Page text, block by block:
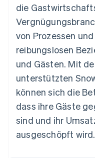
Betrugsprävention
Atlas
Start-up-Gründung
CO₂-Entnahme
Identity
Online-
Stripe-
die
von Prozessen
reibungslosen
und Gästen. Mit
unterstützten
können sich die
dass ihre Gäste
sind und ihr
ausgeschöpft wird.